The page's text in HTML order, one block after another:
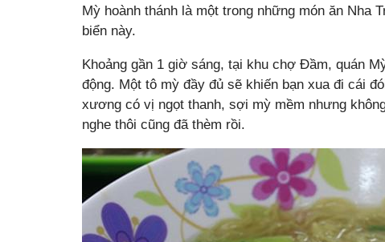
Mỳ hoành thánh là một trong những món ăn Nha
biển này.
Khoảng gần 1 giờ sáng, tại khu chợ Đầm, quán
động. Một tô mỳ đầy đủ sẽ khiến bạn xua đi cái
xương có vị ngọt thanh, sợi mỳ mềm nhưng
nghe thôi cũng đã thèm rồi.